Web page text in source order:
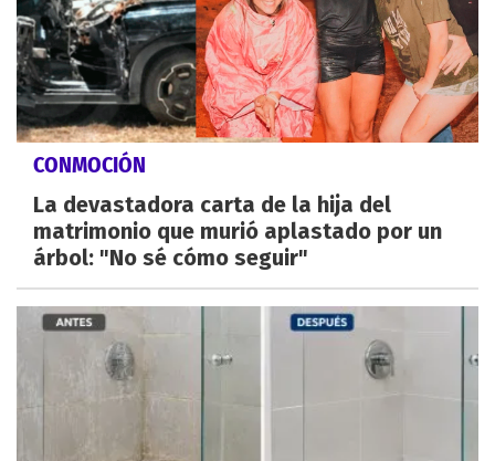
CONMOCIÓN
La devastadora carta de la hija del
matrimonio que murió aplastado por un
árbol: "No sé cómo seguir"